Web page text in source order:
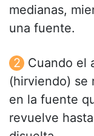
medianas,
una fuente.
Cuando el
(hirviendo) se
en la fuente
revuelve